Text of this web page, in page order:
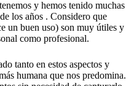
y hemos tenido muchas
los años . Considero que
un buen uso) son muy útiles y
como profesional.
tanto en estos aspectos y
humana que nos predomina.